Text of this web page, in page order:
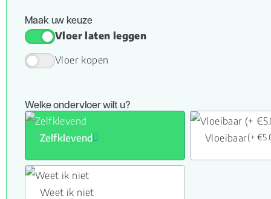
Maak uw keuze
Vloer laten leggen
Vloer kopen
Welke ondervloer wilt u?
Zelfklevend Vloeibaar(+
Weet ik niet